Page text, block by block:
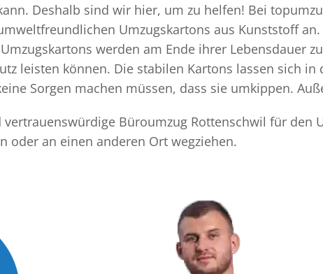
Deshalb sind wir hier, um zu helfen! Bei
Umzugskartons aus Kunststoff
werden am Ende ihrer Lebensdauer
leisten können. Die stabilen Kartons lassen sich
Sorgen machen müssen, dass sie umkippen.
Büroumzug Rottenschwil für den
oder an einen anderen Ort wegziehen.